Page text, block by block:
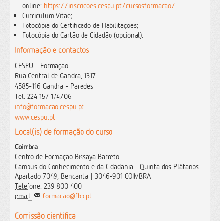
online: https://inscricoes.cespu.pt/cursosformacao/
Curriculum Vitae;
Fotocópia do Certificado de Habilitações;
Fotocópia do Cartão de Cidadão (opcional).
Informação e contactos
CESPU - Formação
Rua Central de Gandra, 1317
4585-116 Gandra - Paredes
Tel. 224 157 174/06
info@formacao.cespu.pt
www.cespu.pt
Local(is) de formação do curso
Coimbra
Centro de Formação Bissaya Barreto
Campus do Conhecimento e da Cidadania - Quinta dos Plátanos
Apartado 7049, Bencanta | 3046-901 COIMBRA
Telefone: 239 800 400
email:
formacao@fbb.pt
Comissão científica